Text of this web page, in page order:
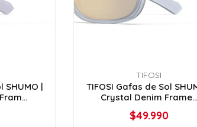
SHUMO |
TIFOSI
TIFOSI Gafas de Sol
Crystal Denim Frame...
NO DISPONIBLE
$49.990